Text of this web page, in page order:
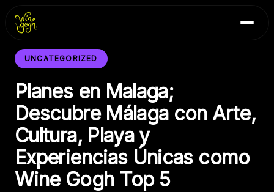
Inicio
Blog
Contacto
UNCATEGORIZED
Planes en Malaga;
Descubre Málaga con Arte,
Cultura, Playa y
Experiencias Únicas como
Wine Gogh Top 5